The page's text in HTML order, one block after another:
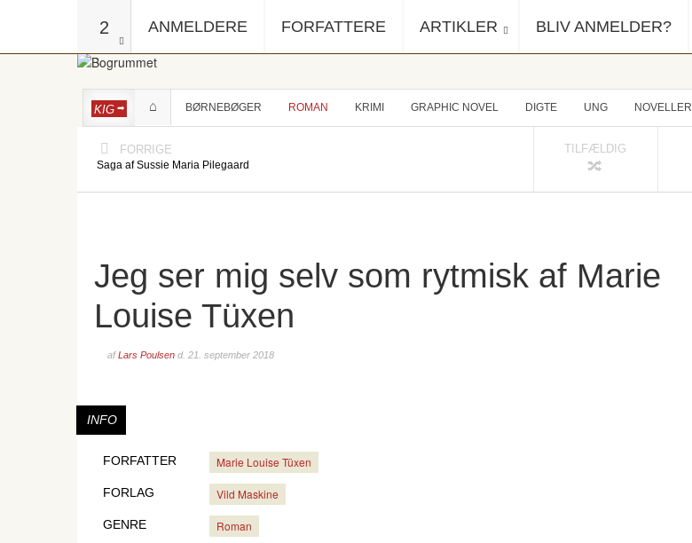
2 ANMELDERE FORFATTERE ARTIKLER BLIV ANMELDER?
KIG BØRNEBØGER ROMAN KRIMI GRAPHIC NOVEL DIGTE UNG NOVELLER
FORRIGE
Saga af Sussie Maria Pilegaard
TILFÆLDIG
Jeg ser mig selv som rytmisk af Marie
Louise Tüxen
afLars Poulsen d. 21. september 2018
INFO
FORFATTER Marie Louise Tüxen
FORLAG Vild Maskine
GENRE Roman